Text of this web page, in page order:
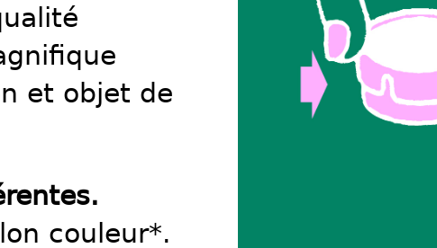
et objet de
couleur*.